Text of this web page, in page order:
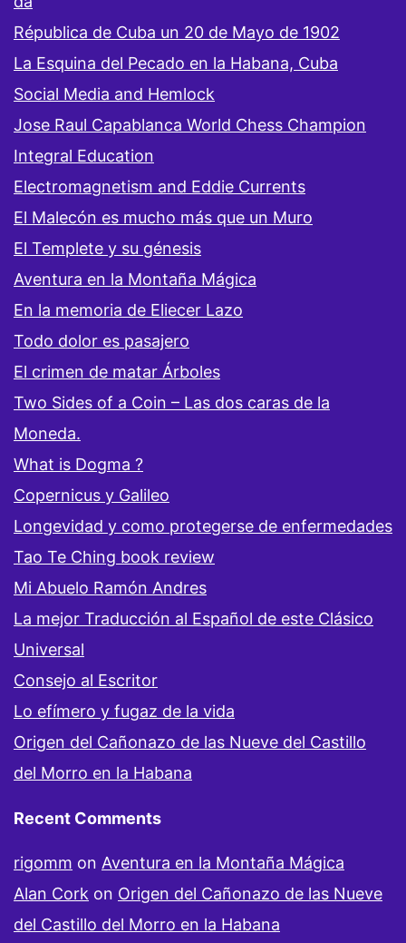
Républica de Cuba un 20 de Mayo de 1902
La Esquina del Pecado en la Habana, Cuba
Social Media and Hemlock
Jose Raul Capablanca World Chess Champion
Integral Education
Electromagnetism and Eddie Currents
El Malecón es mucho más que un Muro
El Templete y su génesis
Aventura en la Montaña Mágica
En la memoria de Eliecer Lazo
Todo dolor es pasajero
El crimen de matar Árboles
Two Sides of a Coin – Las dos caras de la
Moneda.
What is Dogma ?
Copernicus y Galileo
Longevidad y como protegerse de enfermedades
Tao Te Ching book review
Mi Abuelo Ramón Andres
La mejor Traducción al Español de este Clásico
Universal
Consejo al Escritor
Lo efímero y fugaz de la vida
Origen del Cañonazo de las Nueve del Castillo
del Morro en la Habana
Recent Comments
rigomm on Aventura en la Montaña Mágica
Alan Cork on Origen del Cañonazo de las Nueve
del Castillo del Morro en la Habana